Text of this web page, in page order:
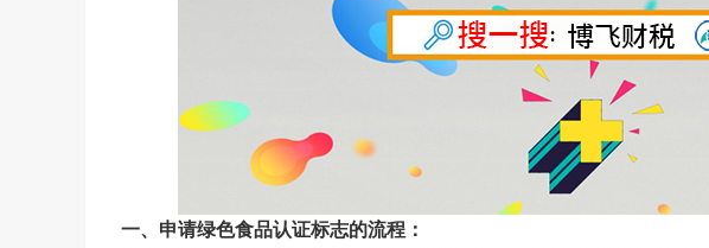
一、申请绿色食品认证标志的流程：